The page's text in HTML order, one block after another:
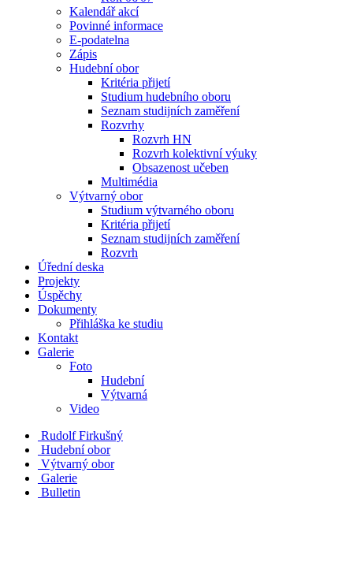
Kalendář akcí
Povinné informace
E-podatelna
Zápis
Hudební obor
Kritéria přijetí
Studium hudebního oboru
Seznam studijních zaměření
Rozvrhy
Rozvrh HN
Rozvrh kolektivní výuky
Obsazenost učeben
Multimédia
Výtvarný obor
Studium výtvarného oboru
Kritéria přijetí
Seznam studijních zaměření
Rozvrh
Úřední deska
Projekty
Úspěchy
Dokumenty
Přihláška ke studiu
Kontakt
Galerie
Foto
Hudební
Výtvarná
Video
Rudolf Firkušný
Hudební obor
Výtvarný obor
Galerie
Bulletin